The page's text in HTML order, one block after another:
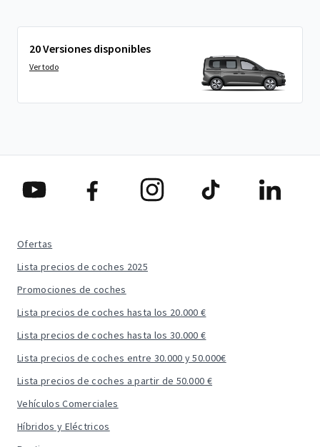
20 Versiones disponibles
Ver todo
Ofertas
Lista precios de coches 2025
Promociones de coches
Lista precios de coches hasta los 20.000 €
Lista precios de coches hasta los 30.000 €
Lista precios de coches entre 30.000 y 50.000€
Lista precios de coches a partir de 50.000 €
Vehículos Comerciales
Híbridos y Eléctricos